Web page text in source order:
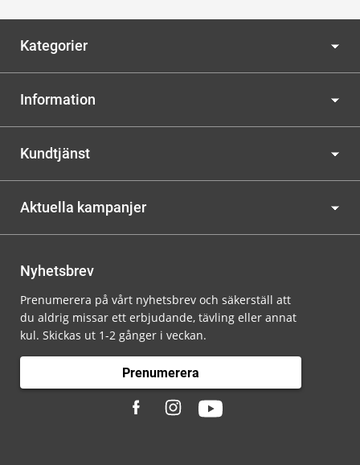
Kategorier
Information
Kundtjänst
Aktuella kampanjer
Nyhetsbrev
Prenumerera på vårt nyhetsbrev och säkerställ att
du aldrig missar ett erbjudande, tävling eller annat
kul. Skickas ut 1-2 gånger i veckan.
Prenumerera